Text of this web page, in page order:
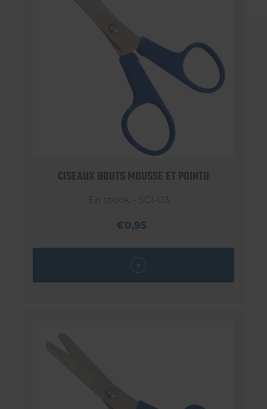
CISEAUX BOUTS MOUSSE ET POINTU
En stock - SCI-03
€0,95